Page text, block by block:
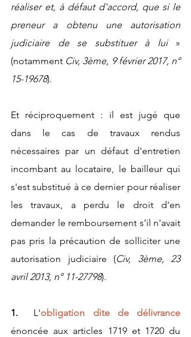
réaliser et, à défaut d'accord, que si le
preneur a obtenu une autorisation
judiciaire de se substituer à lui »
(notamment Civ, 3ème, 9 février 2017, n°
15-19678).
Et réciproquement : il est jugé que
dans le cas de travaux rendus
nécessaires par un défaut d'entretien
incombant au locataire, le bailleur qui
s'est substitué à ce dernier pour réaliser
les travaux, a perdu le droit d'en
demander le remboursement s'il n'avait
pas pris la précaution de solliciter une
autorisation judiciaire (Civ, 3ème, 23
avril 2013, n° 11-27798).
1.
  L'
obligation dite de délivrance
énoncée aux articles 1719 et 1720 du